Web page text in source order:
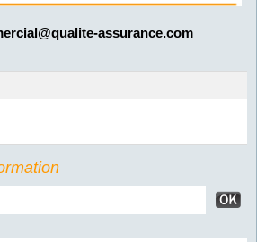
assurance.com